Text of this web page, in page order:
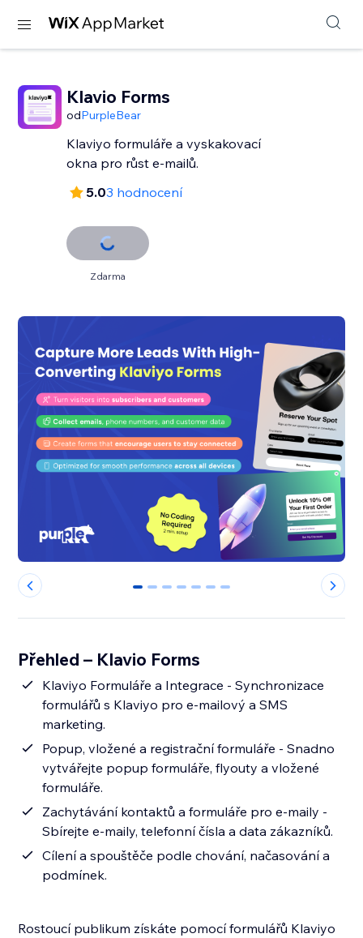
Klavio Forms
odPurpleBear
Klaviyo formuláře a vyskakovací
okna pro růst e-mailů.
5.03 hodnocení
Zdarma
0 1 2 3 4 5 6
Přehled – Klavio Forms
Klaviyo Formuláře a Integrace - Synchronizace
formulářů s Klaviyo pro e-mailový a SMS
marketing.
Popup, vložené a registrační formuláře - Snadno
vytvářejte popup formuláře, flyouty a vložené
formuláře.
Zachytávání kontaktů a formuláře pro e-maily -
Sbírejte e-maily, telefonní čísla a data zákazníků.
Cílení a spouštěče podle chování, načasování a
podmínek.
Rostoucí publikum získáte pomocí formulářů Klaviyo